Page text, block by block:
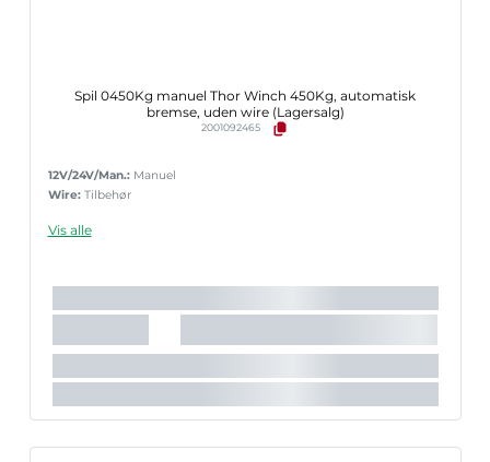
Spil 0450Kg manuel Thor Winch 450Kg, automatisk
bremse, uden wire (Lagersalg)
2001092465
12V/24V/Man.: Manuel
Wire: Tilbehør
Vis alle